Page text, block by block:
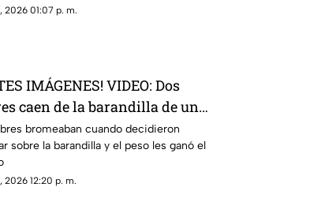
2026 01:07 p. m.
IMÁGENES! VIDEO: Dos
caen de la barandilla de un
tras perder el equilibrio
uno cargaba el otro; ambos
bromeaban cuando decidieron
sobre la barandilla y el peso les ganó el
2026 12:20 p. m.